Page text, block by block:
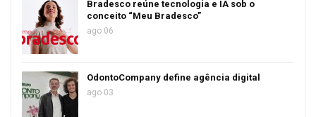
Bradesco reúne tecnologia e IA sob o
conceito “Meu Bradesco”
ago 06
OdontoCompany define agência digital
ago 03